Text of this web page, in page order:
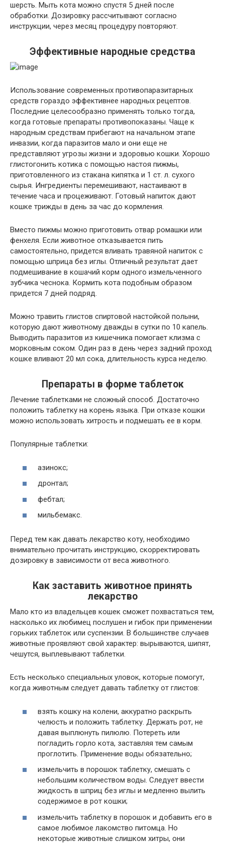
шерсть. Мыть кота можно спустя 5 дней после
обработки. Дозировку рассчитывают согласно
инструкции, через месяц процедуру повторяют.
Эффективные народные средства
Использование современных противопаразитарных
средств гораздо эффективнее народных рецептов.
Последние целесообразно применять только тогда,
когда готовые препараты противопоказаны. Чаще к
народным средствам прибегают на начальном этапе
инвазии, когда паразитов мало и они еще не
представляют угрозы жизни и здоровью кошки. Хорошо
глистогонить котика с помощью настоя пижмы,
приготовленного из стакана кипятка и 1 ст. л. сухого
сырья. Ингредиенты перемешивают, настаивают в
течение часа и процеживают. Готовый напиток дают
кошке трижды в день за час до кормления.
Вместо пижмы можно приготовить отвар ромашки или
фенхеля. Если животное отказывается пить
самостоятельно, придется вливать травяной напиток с
помощью шприца без иглы. Отличный результат дает
подмешивание в кошачий корм одного измельченного
зубчика чеснока. Кормить кота подобным образом
придется 7 дней подряд.
Можно травить глистов спиртовой настойкой полыни,
которую дают животному дважды в сутки по 10 капель.
Выводить паразитов из кишечника помогает клизма с
морковным соком. Один раз в день через задний проход
кошке вливают 20 мл сока, длительность курса неделю.
Препараты в форме таблеток
Лечение таблетками не сложный способ. Достаточно
положить таблетку на корень языка. При отказе кошки
можно использовать хитрость и подмешать ее в корм.
Популярные таблетки:
азинокс;
дронтал;
фебтал;
мильбемакс.
Перед тем как давать лекарство коту, необходимо
внимательно прочитать инструкцию, скорректировать
дозировку в зависимости от веса животного.
Как заставить животное принять
лекарство
Мало кто из владельцев кошек сможет похвастаться тем,
насколько их любимец послушен и гибок при применении
горьких таблеток или суспензии. В большинстве случаев
животные проявляют свой характер: вырываются, шипят,
чешутся, выплевывают таблетки.
Есть несколько специальных уловок, которые помогут,
когда животным следует давать таблетку от глистов:
взять кошку на колени, аккуратно раскрыть
челюсть и положить таблетку. Держать рот, не
давая выплюнуть пилюлю. Потереть или
погладить горло кота, заставляя тем самым
проглотить. Применение воды обязательно;
измельчить в порошок таблетку, смешать с
небольшим количеством воды. Следует ввести
жидкость в шприц без иглы и медленно вылить
содержимое в рот кошки;
измельчить таблетку в порошок и добавить его в
самое любимое лакомство питомца. Но
некоторые животные слишком хитры, они